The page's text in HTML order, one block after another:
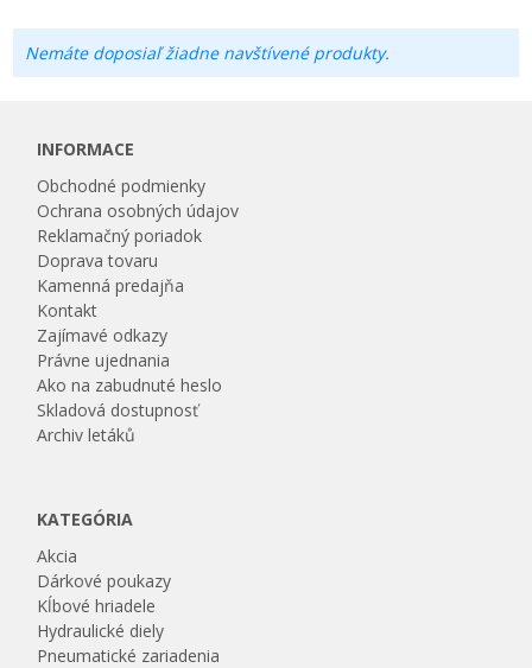
Nemáte doposiaľ žiadne navštívené produkty.
INFORMACE
Obchodné podmienky
Ochrana osobných údajov
Reklamačný poriadok
Doprava tovaru
Kamenná predajňa
Kontakt
Zajímavé odkazy
Právne ujednania
Ako na zabudnuté heslo
Skladová dostupnosť
Archiv letáků
KATEGÓRIA
Akcia
Dárkové poukazy
Kĺbové hriadele
Hydraulické diely
Pneumatické zariadenia